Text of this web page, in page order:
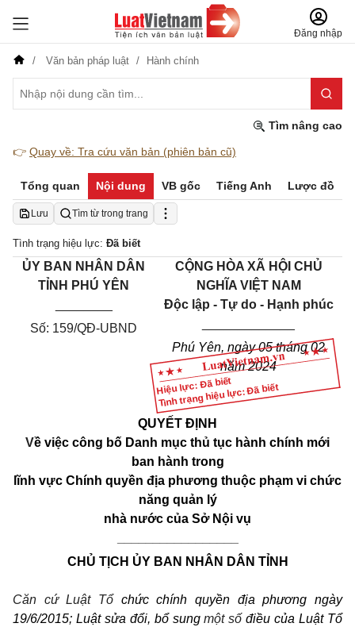
Đăng nhập
Văn bản pháp luật Hành chính
Tìm nâng cao
👉 Quay về: Tra cứu văn bản (phiên bản cũ)
Tổng quan Nội dung VB gốc Tiếng Anh Lược đồ
Lưu Tìm từ trong trang
Tình trạng hiệu lực: Đã biết
Hiệu lực: Đã biết
Tình trạng hiệu lực: Đã biết
ỦY BAN NHÂN DÂN
TỈNH PHÚ YÊN
Số: 159/QĐ-UBND
CỘNG HÒA XÃ HỘI CHỦ
NGHĨA VIỆT NAM
Độc lập - Tự do - Hạnh phúc
Phú Yên, ngày 05 tháng 02
năm 2024
QUYẾT ĐỊNH
Về việc công bố Danh mục thủ tục hành chính mới
ban hành trong
lĩnh vực Chính quyền địa phương thuộc phạm vi chức
năng quản lý
nhà nước của Sở Nội vụ
CHỦ TỊCH ỦY BAN NHÂN DÂN TỈNH
Căn cứ Luật Tổchức chính quyền địa phương ngày
19/6/2015; Luật sửa đổi, bổ sungmột số điều của Luật Tổ